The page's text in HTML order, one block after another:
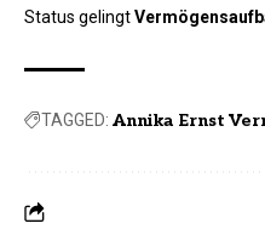
Status gelingt
TAGGED: Annika Ernst